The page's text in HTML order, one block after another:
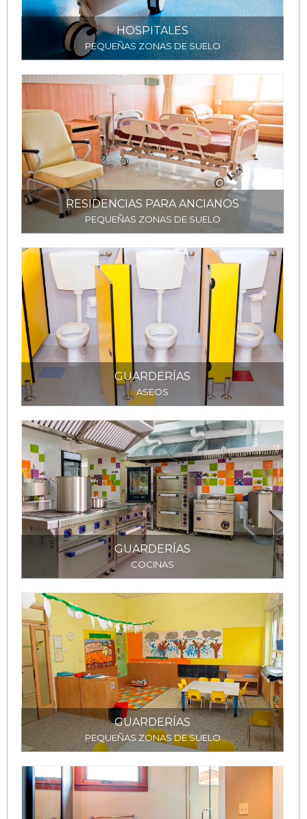
HOSPITALES
PEQUEÑAS ZONAS DE SUELO
RESIDENCIAS PARA ANCIANOS
PEQUEÑAS ZONAS DE SUELO
GUARDERÍAS
ASEOS
GUARDERÍAS
COCINAS
GUARDERÍAS
PEQUEÑAS ZONAS DE SUELO